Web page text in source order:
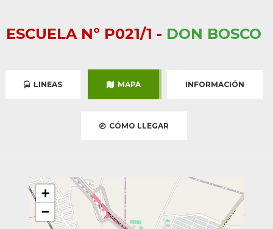
ESCUELA Nº P021/1 - DON BOSCO
LINEAS MAPA INFORMACIÓN
CÓMO LLEGAR
+
−